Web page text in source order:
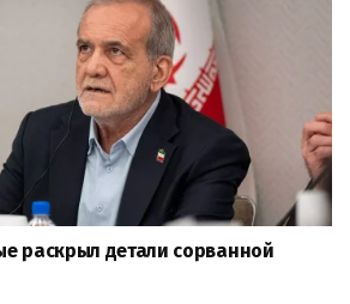
раскрыл детали сорванной